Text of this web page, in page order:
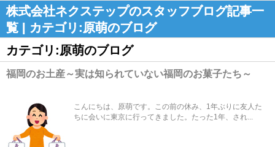
株式会社ネクステップのスタッフブログ記事一
覧 | カテゴリ:原萌のブログ
カテゴリ:原萌のブログ
福岡のお土産～実は知られていない福岡のお菓子たち～
こんにちは、原萌です。この前の休み、1年ぶりに友人た
ちに会いに東京に行ってきました。たった1年、され...